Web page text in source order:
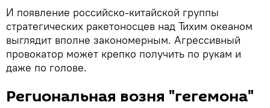
И появление российско-китайской группы
стратегических ракетоносцев над Тихим океаном
выглядит вполне закономерным. Агрессивный
провокатор может крепко получить по рукам и
даже по голове.
Региональная возня "гегемона"